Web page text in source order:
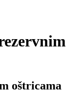
oštricama